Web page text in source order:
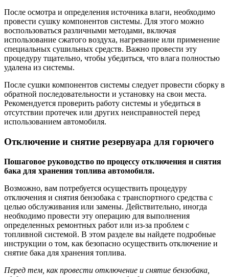
После осмотра и определения источника влаги, необходимо
провести сушку компонентов системы. Для этого можно
воспользоваться различными методами, включая
использование сжатого воздуха, нагревание или применение
специальных сушильных средств. Важно провести эту
процедуру тщательно, чтобы убедиться, что влага полностью
удалена из системы.
После сушки компонентов системы следует провести сборку в
обратной последовательности и установку на свои места.
Рекомендуется проверить работу системы и убедиться в
отсутствии протечек или других неисправностей перед
использованием автомобиля.
Отключение и снятие резервуара для горючего
Пошаговое руководство по процессу отключения и снятия
бака для хранения топлива автомобиля.
Возможно, вам потребуется осуществить процедуру
отключения и снятия бензобака с транспортного средства с
целью обслуживания или замены. Действительно, иногда
необходимо провести эту операцию для выполнения
определенных ремонтных работ или из-за проблем с
топливной системой. В этом разделе вы найдете подробные
инструкции о том, как безопасно осуществить отключение и
снятие бака для хранения топлива.
Перед тем, как провести отключение и снятие бензобака,